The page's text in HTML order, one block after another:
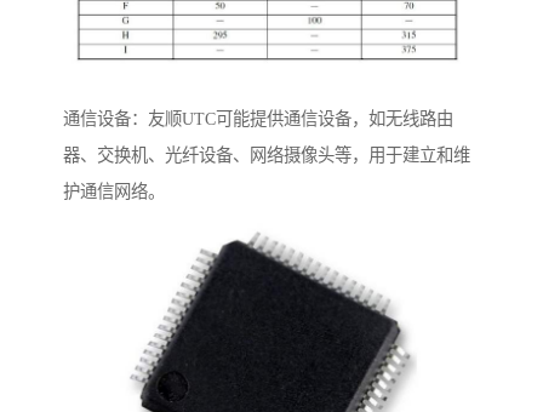
通信设备：友顺UTC可能提供通信设备，如无线路由
器、交换机、光纤设备、网络摄像头等，用于建立和维
护通信网络。